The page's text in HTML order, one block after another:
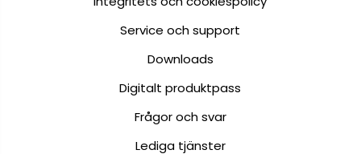
Service och support
Downloads
Digitalt produktpass
Frågor och svar
Lediga tjänster